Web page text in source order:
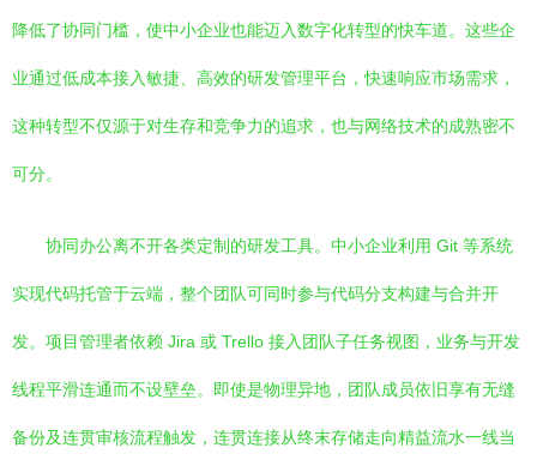
降低了协同门槛，使中小企业也能迈入数字化转型的快车道。这些企
业通过低成本接入敏捷、高效的研发管理平台，快速响应市场需求，
这种转型不仅源于对生存和竞争力的追求，也与网络技术的成熟密不
可分。
协同办公离不开各类定制的研发工具。中小企业利用 Git 等系统
实现代码托管于云端，整个团队可同时参与代码分支构建与合并开
发。项目管理者依赖 Jira 或 Trello 接入团队子任务视图，业务与开发
线程平滑连通而不设壁垒。即使是物理异地，团队成员依旧享有无缝
备份及连贯审核流程触发，连贯连接从终末存储走向精益流水一线当